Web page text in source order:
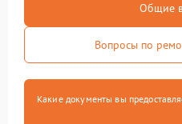
Общие
Вопросы по
Какие документы вы